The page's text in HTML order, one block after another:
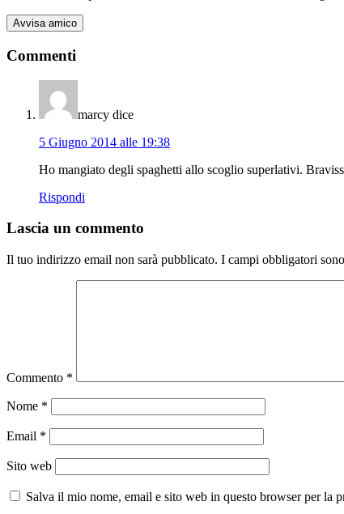
Commenti
marcy dice
5 Giugno 2014 alle 19:38
Ho mangiato degli spaghetti allo scoglio superlativi.
Rispondi
Lascia un commento
Il tuo indirizzo email non sarà pubblicato. I campi obbligatori
Commento *
Nome *
Email *
Sito web
Salva il mio nome, email e sito web in questo browser per la